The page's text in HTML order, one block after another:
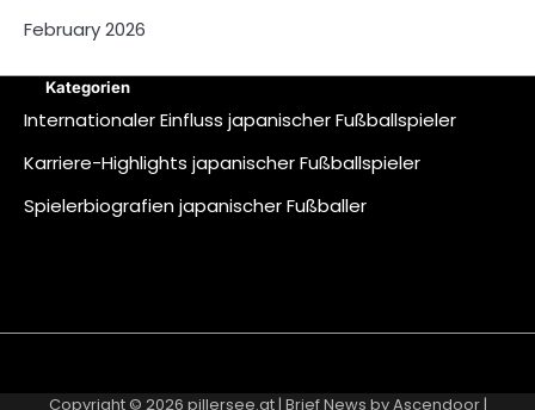
February 2026
Kategorien
Internationaler Einfluss japanischer Fußballspieler
Karriere-Highlights japanischer Fußballspieler
Spielerbiografien japanischer Fußballer
Us
Us
Policy
Policy
and
Copyright © 2026 pillersee.at| Brief News byAscendoor|